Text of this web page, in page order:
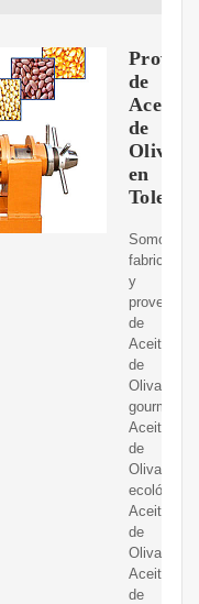
de
Aceite
de
Oliva
en
Toledo
Somos
fabricantes
y
de
Aceite
de
Oliva
gourmet,
Aceite
de
Oliva
ecológico,
Aceite
de
Oliva,
Aceite
de